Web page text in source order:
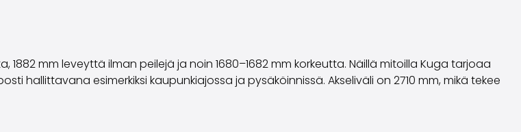
mm leveyttä ilman peilejä ja noin 1680–1682 mm korkeutta. Näillä mitoilla Kuga tarjoaa
hallittavana esimerkiksi kaupunkiajossa ja pysäköinnissä. Akseliväli on 2710 mm, mikä tekee